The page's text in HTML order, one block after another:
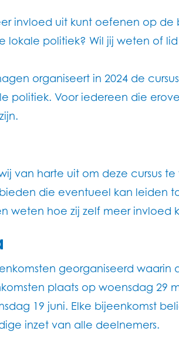
invloed uit kunt oefenen op
politiek? Wil jij weten of
organiseert in 2024 de
politiek. Voor iedereen die
van harte uit om deze cursus
die eventueel kan leiden
weten hoe zij zelf meer invloed
georganiseerd
plaats op woensdag 29
19 juni. Elke bijeenkomst
inzet van alle deelnemers.